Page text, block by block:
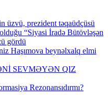
üzvü, prezident təqaüdçüsü
“Siyasi İradə Bütövləşən
gördü
Haşımova beynəlxalq elmi
SEVMƏYƏN QIZ
Rezonansıdırmı?